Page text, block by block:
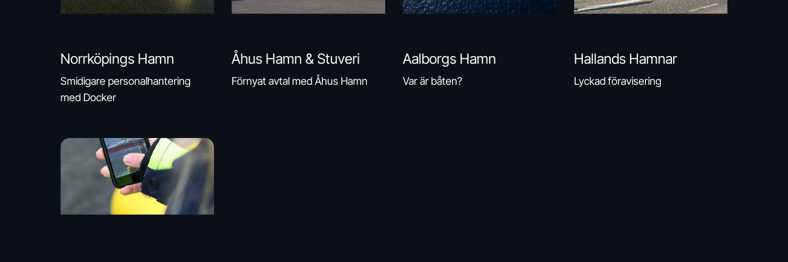
Norrköpings Hamn
Smidigare personalhantering
med Docker
Åhus Hamn & Stuveri
Förnyat avtal med Åhus Hamn
Aalborgs Hamn
Var är båten?
Hallands Hamnar
Lyckad föravisering
Göteborgs
Energihamn